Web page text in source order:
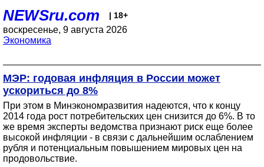
NEWSru.com | 18+
воскресенье, 9 августа 2026
Экономика
МЭР: годовая инфляция в России может
ускориться до 8%
При этом в Минэкономразвития надеются, что к концу
2014 года рост потребительских цен снизится до 6%. В то
же время эксперты ведомства признают риск еще более
высокой инфляции - в связи с дальнейшим ослаблением
рубля и потенциальным повышением мировых цен на
продовольствие.